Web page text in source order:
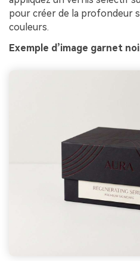
pour créer de la profondeur
couleurs.
Exemple d’image garnet